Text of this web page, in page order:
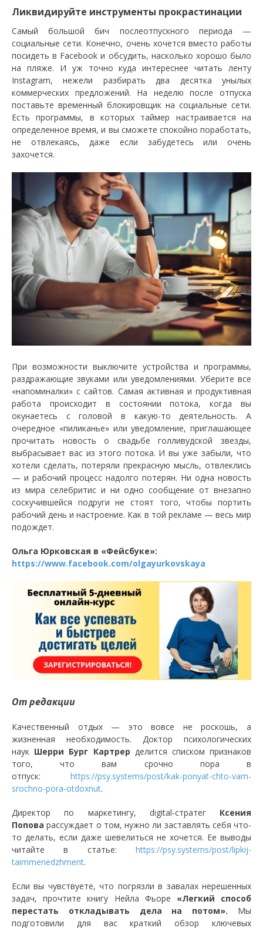
Ликвидируйте инструменты прокрастинации
Самый большой бич послеотпускного периода —
социальные сети. Конечно, очень хочется вместо работы
посидеть в Facebook и обсудить, насколько хорошо было
на пляже. И уж точно куда интереснее читать ленту
Instagram, нежели разбирать два десятка унылых
коммерческих предложений. На неделю после отпуска
поставьте временный блокировщик на социальные сети.
Есть программы, в которых таймер настраивается на
определенное время, и вы сможете спокойно поработать,
не отвлекаясь, даже если забудетесь или очень
захочется.
При возможности выключите устройства и программы,
раздражающие звуками или уведомлениями. Уберите все
«напоминалки» с сайтов. Самая активная и продуктивная
работа происходит в состоянии потока, когда вы
окунаетесь с головой в какую-то деятельность. А
очередное «пиликанье» или уведомление, приглашающее
прочитать новость о свадьбе голливудской звезды,
выбрасывает вас из этого потока. И вы уже забыли, что
хотели сделать, потеряли прекрасную мысль, отвлеклись
— и рабочий процесс надолго потерян. Ни одна новость
из мира селебритис и ни одно сообщение от внезапно
соскучившейся подруги не стоят того, чтобы портить
рабочий день и настроение. Как в той рекламе — весь мир
подождет.
Ольга Юрковская в «Фейсбуке»:
https://www.facebook.com/olgayurkovskaya
От редакции
Качественный отдых — это вовсе не роскошь, а
жизненная необходимость. Доктор психологических
наук Шерри Бург Картрер делится списком признаков
того, что вам срочно пора в
отпуск: https://psy.systems/post/kak-ponyat-chto-vam-
srochno-pora-otdoxnut.
Директор по маркетингу, digital-стратег Ксения
Попова рассуждает о том, нужно ли заставлять себя что-
то делать, если даже шевелиться не хочется. Ее выводы
читайте в статье: https://psy.systems/post/lipkij-
taimmenedzhment.
Если вы чувствуете, что погрязли в завалах нерешенных
задач, прочтите книгу Нейла Фьоре «Легкий способ
перестать откладывать дела на потом». Мы
подготовили для вас краткий обзор ключевых